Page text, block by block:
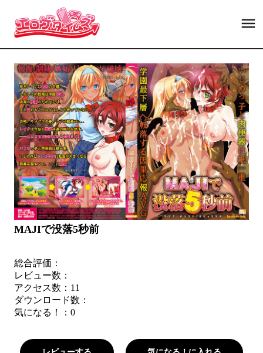
MAJIで没落5秒前
総合評価：
レビュー数：
アクセス数：11
ダウンロード数：
気になる！： 0